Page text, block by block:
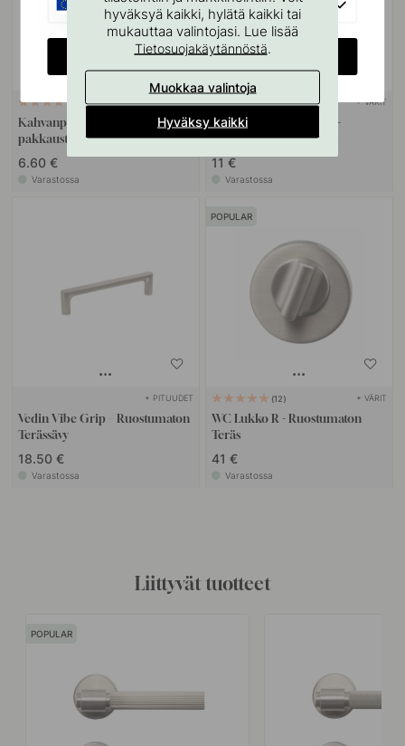
22
Kahvanpehmusteet - Musta 3
pakkausta
6.60 €
Varastossa
2 + VÄRIT
Nuppivedin Vibe Plain -
Ruostumaton Terässävy
11 €
Varastossa
+ PITUUDET
Vedin Vibe Grip – Ruostumaton
Terässävy
18.50 €
Varastossa
POPULAR
12 + VÄRIT
WC Lukko R - Ruostumaton
Teräs
41 €
Varastossa
Liittyvät tuotteet
POPULAR
hyväksyä kaikki, hylätä kaikki tai
mukauttaa valintojasi. Lue lisää
Tietosuojakäytännöstä.
Muokkaa valintoja
Hyväksy kaikki
EU
CHANGE COUNTRY